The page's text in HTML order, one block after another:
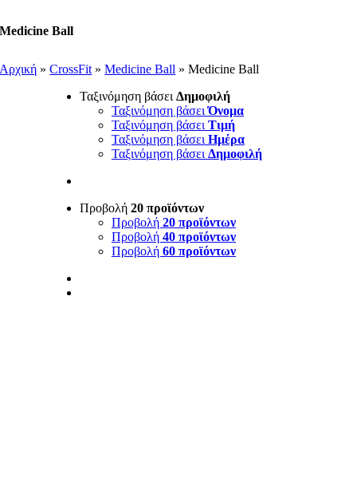
Medicine Ball
Αρχική »CrossFit »Medicine Ball »Medicine Ball
Ταξινόμηση βάσει Δημοφιλή
Ταξινόμηση βάσειΌνομα
Ταξινόμηση βάσει Τιμή
Ταξινόμηση βάσει Ημέρα
Ταξινόμηση βάσει Δημοφιλή
Προβολή 20 προϊόντων
Προβολή 20 προϊόντων
Προβολή 40 προϊόντων
Προβολή 60 προϊόντων